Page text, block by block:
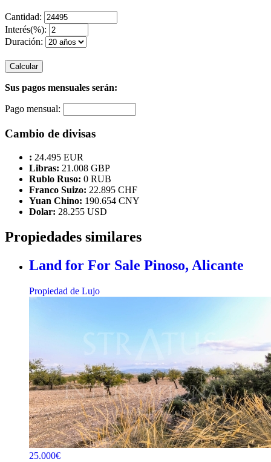
Cantidad:
Interés(%):
Duración:
Calcular
Sus pagos mensuales serán:
Pago mensual:
Cambio de divisas
: 24.495 EUR
Libras: 21.008 GBP
Rublo Ruso: 0 RUB
Franco Suizo: 22.895 CHF
Yuan Chino: 190.654 CNY
Dolar: 28.255 USD
Propiedades similares
Land for For Sale Pinoso, Alicante
Propiedad de Lujo
25.000€